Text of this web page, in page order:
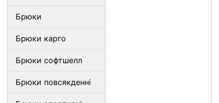
Брюки
Брюки карго
Брюки софтшелл
Брюки повсякденні